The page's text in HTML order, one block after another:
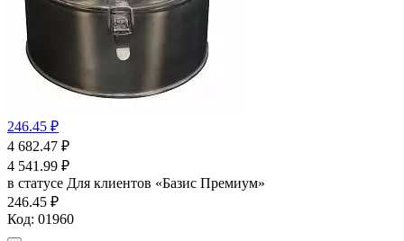
246.45 ₽
4 682.47 ₽
4 541.99 ₽
в статусе Для клиентов «Базис Премиум»
246.45 ₽
Код: 01960